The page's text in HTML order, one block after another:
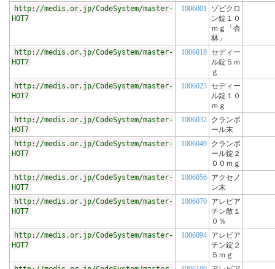
http://medis.or.jp/CodeSystem/master-
HOT7
1006001
ゾピクロ
ン錠１０
ｍｇ「杏
林」
http://medis.or.jp/CodeSystem/master-
HOT7
1006018 セディー
ル錠５ｍ
ｇ
http://medis.or.jp/CodeSystem/master-
HOT7
1006025 セディー
ル錠１０
ｍｇ
http://medis.or.jp/CodeSystem/master-
HOT7
1006032 クランポ
ール末
http://medis.or.jp/CodeSystem/master-
HOT7
1006049 クランポ
ール錠２
００ｍｇ
http://medis.or.jp/CodeSystem/master-
HOT7
1006056 アクセノ
ン末
http://medis.or.jp/CodeSystem/master-
HOT7
1006070 アレビア
チン散１
０％
http://medis.or.jp/CodeSystem/master-
HOT7
1006094 アレビア
チン錠２
５ｍｇ